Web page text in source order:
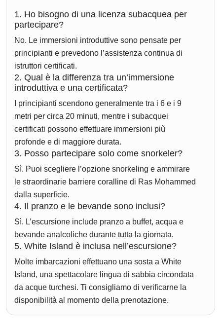
1. Ho bisogno di una licenza subacquea per
partecipare?
No. Le immersioni introduttive sono pensate per
principianti e prevedono l’assistenza continua di
istruttori certificati.
2. Qual è la differenza tra un’immersione
introduttiva e una certificata?
I principianti scendono generalmente tra i 6 e i 9
metri per circa 20 minuti, mentre i subacquei
certificati possono effettuare immersioni più
profonde e di maggiore durata.
3. Posso partecipare solo come snorkeler?
Sì. Puoi scegliere l’opzione snorkeling e ammirare
le straordinarie barriere coralline di Ras Mohammed
dalla superficie.
4. Il pranzo e le bevande sono inclusi?
Sì. L’escursione include pranzo a buffet, acqua e
bevande analcoliche durante tutta la giornata.
5. White Island è inclusa nell’escursione?
Molte imbarcazioni effettuano una sosta a White
Island, una spettacolare lingua di sabbia circondata
da acque turchesi. Ti consigliamo di verificarne la
disponibilità al momento della prenotazione.